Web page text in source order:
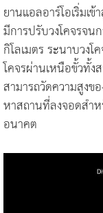
ยานแอลอาร์โอเริ่มเ
มีการปรับวงโคจรจน
กิโลเมตร ระนาบวง
โคจรผ่านเหนือขั้วทั้
สามารถวัดความสูงข
หาสถานที่ลงจอดสำ
อนาคต